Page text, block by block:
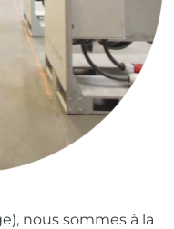
nous sommes à la